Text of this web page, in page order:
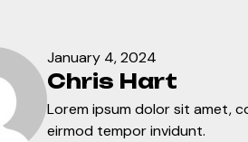
January 4, 2024
Chris Hart
Lorem ipsum dolor sit amet,
eirmod tempor invidunt.